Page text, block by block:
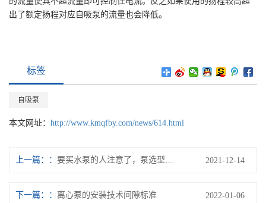
出了额定扬程对应自吸泵的流量也会降低。
标签
自吸泵
本文网址： http://www.kmqfby.com/news/614.html
上一篇： 要买水泵的人注意了，泵选型两大黄金法则！防忽悠 2021-12-14
下一篇： 离心泵的安装技术间隙标准 2022-01-06